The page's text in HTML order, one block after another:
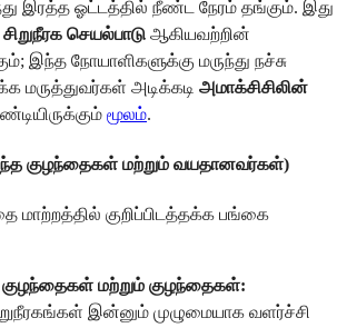
இரத்த ஓட்டத்தில் நீண்ட நேரம் தங்கும். இது
செயல்பாடு ஆகியவற்றின்
இந்த நோயாளிகளுக்கு மருந்து நச்சு
மருத்துவர்கள் அடிக்கடி அமாக்சிசிலின்
மூலம்.
குழந்தைகள் மற்றும் வயதானவர்கள்)
மாற்றத்தில் குறிப்பிடத்தக்க பங்கை
குழந்தைகள் மற்றும் குழந்தைகள்:
இன்னும் முழுமையாக வளர்ச்சி